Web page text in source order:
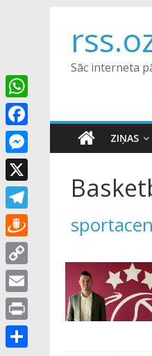
content
Sāc interneta
ZIŅAS
W
h
a
t
s
A
p
p
F
a
c
e
b
o
o
k
M
e
s
s
e
n
g
e
r
X
T
e
l
e
g
r
D
r
a
u
g
C
o
p
y
E
m
a
P